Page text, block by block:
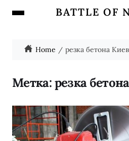
BATTLE OF
Home резка бетона
Метка:резка